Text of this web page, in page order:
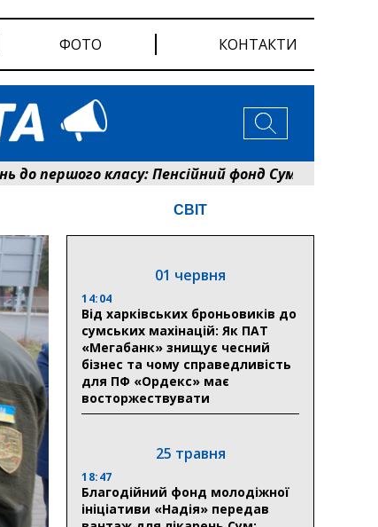
ФОТО КОНТАКТИ
класу: Пенсійний фонд Сумщини розпочав
СВІТ
01 червня
14:04
Від харківських броньовиків до
сумських махінацій: Як ПАТ
«Мегабанк» знищує чесний
бізнес та чому справедливість
для ПФ «Ордекс» має
восторжествувати
25 травня
18:47
Благодійний фонд молодіжної
ініціативи «Надія» передав